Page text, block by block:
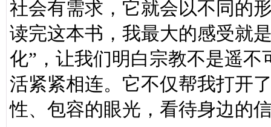
社会有需求，它就会以不同的
读完这本书，我最大的感受就
化”，让我们明白宗教不是遥
活紧紧相连。它不仅帮我打开
性、包容的眼光，看待身边的